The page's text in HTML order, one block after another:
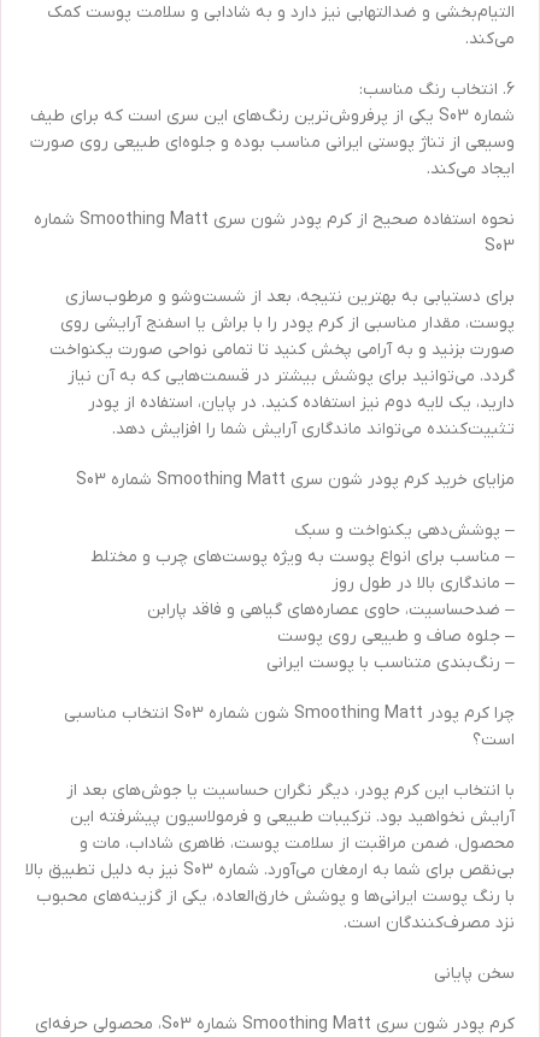
التیام‌بخشی و ضدالتهابی نیز دارد و به شادابی و سلامت پوست کمک
می‌کند.
6. انتخاب رنگ مناسب:
شماره S03 یکی از پرفروش‌ترین رنگ‌های این سری است که برای طیف
وسیعی از تناژ پوستی ایرانی مناسب بوده و جلوه‌ای طبیعی روی صورت
ایجاد می‌کند.
نحوه استفاده صحیح از کرم پودر شون سری Smoothing Matt شماره
S03
برای دستیابی به بهترین نتیجه، بعد از شست‌وشو و مرطوب‌سازی
پوست، مقدار مناسبی از کرم پودر را با براش یا اسفنج آرایشی روی
صورت بزنید و به آرامی پخش کنید تا تمامی نواحی صورت یکنواخت
گردد. می‌توانید برای پوشش بیشتر در قسمت‌هایی که به آن نیاز
دارید، یک لایه دوم نیز استفاده کنید. در پایان، استفاده از پودر
تثبیت‌کننده می‌تواند ماندگاری آرایش شما را افزایش دهد.
مزایای خرید کرم پودر شون سری Smoothing Matt شماره S03
– پوشش‌دهی یکنواخت و سبک
– مناسب برای انواع پوست به ویژه پوست‌های چرب و مختلط
– ماندگاری بالا در طول روز
– ضدحساسیت، حاوی عصاره‌های گیاهی و فاقد پارابن
– جلوه صاف و طبیعی روی پوست
– رنگ‌بندی متناسب با پوست ایرانی
چرا کرم پودر Smoothing Matt شون شماره S03 انتخاب مناسبی
است؟
با انتخاب این کرم پودر، دیگر نگران حساسیت یا جوش‌های بعد از
آرایش نخواهید بود. ترکیبات طبیعی و فرمولاسیون پیشرفته این
محصول، ضمن مراقبت از سلامت پوست، ظاهری شاداب، مات و
بی‌نقص برای شما به ارمغان می‌آورد. شماره S03 نیز به دلیل تطبیق بالا
با رنگ پوست ایرانی‌ها و پوشش خارق‌العاده، یکی از گزینه‌های محبوب
نزد مصرف‌کنندگان است.
سخن پایانی
کرم پودر شون سری Smoothing Matt شماره S03، محصولی حرفه‌ای